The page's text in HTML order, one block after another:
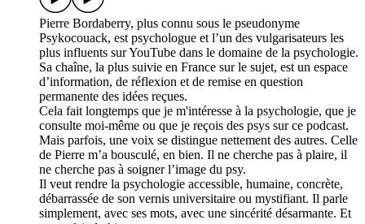
Pierre Bordaberry, plus connu sous le pseudonyme
Psykocouack, est psychologue et l’un des vulgarisateurs les
plus influents sur YouTube dans le domaine de la psychologie.
Sa chaîne, la plus suivie en France sur le sujet, est un espace
d’information, de réflexion et de remise en question
permanente des idées reçues.
Cela fait longtemps que je m'intéresse à la psychologie, que je
consulte moi-même ou que je reçois des psys sur ce podcast.
Mais parfois, une voix se distingue nettement des autres. Celle
de Pierre m’a bousculé, en bien. Il ne cherche pas à plaire, il
ne cherche pas à soigner l’image du psy.
Il veut rendre la psychologie accessible, humaine, concrète,
débarrassée de son vernis universitaire ou mystifiant. Il parle
simplement, avec ses mots, avec une sincérité désarmante. Et